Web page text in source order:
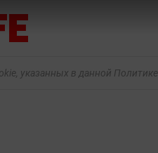
указанных в данной Политике.